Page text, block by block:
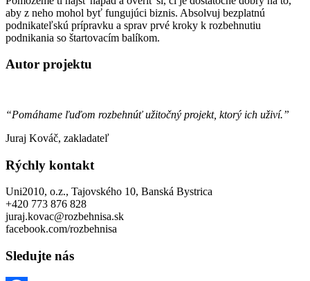
aby z neho mohol byť fungujúci biznis. Absolvuj bezplatnú
podnikateľskú prípravku a sprav prvé kroky k rozbehnutiu
podnikania so štartovacím balíkom.
Autor projektu
“Pomáhame ľuďom rozbehnúť užitočný projekt, ktorý ich uživí.”
Juraj Kováč, zakladateľ
Rýchly kontakt
Uni2010, o.z., Tajovského 10, Banská Bystrica
+420 773 876 828
juraj.kovac@rozbehnisa.sk
facebook.com/rozbehnisa
Sledujte nás